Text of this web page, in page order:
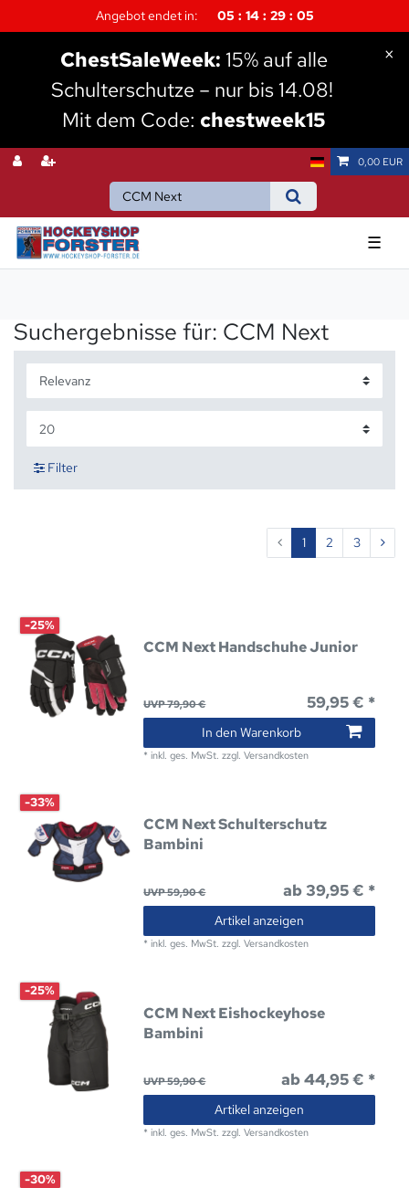
Angebot endet in: 05 14 29 05
ChestSaleWeek: 15% auf alle
Schulterschutze – nur bis 14.08!
Mit dem Code: chestweek15
×
0,00 EUR
☰
Suchergebnisse für: CCM Next
Filter
1 2 3
-25%
CCM Next Handschuhe Junior
UVP 79,90 € 59,95 € *
In den Warenkorb
*inkl. ges. MwSt. zzgl.Versandkosten
-33%
CCM Next Schulterschutz
Bambini
UVP 59,90 € ab 39,95 € *
Artikel anzeigen
*inkl. ges. MwSt. zzgl.Versandkosten
-25%
CCM Next Eishockeyhose
Bambini
UVP 59,90 € ab 44,95 € *
Artikel anzeigen
*inkl. ges. MwSt. zzgl.Versandkosten
-30%